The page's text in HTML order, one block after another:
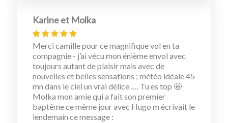
Karine et Molka
Merci camille pour ce magnifique vol en ta
compagnie - j’ai vécu mon énième envol avec
toujours autant de plaisir mais avec de
nouvelles et belles sensations ; météo idéale 45
mn dans le ciel un vrai délice …. Tu es top 🤩
Molka mon amie qui a fait son premier
baptême ce même jour avec Hugo m écrivait le
lendemain ce message :